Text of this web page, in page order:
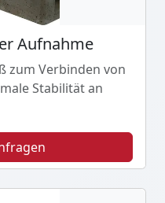
Aufnahme
zum Verbinden von
Stabilität an